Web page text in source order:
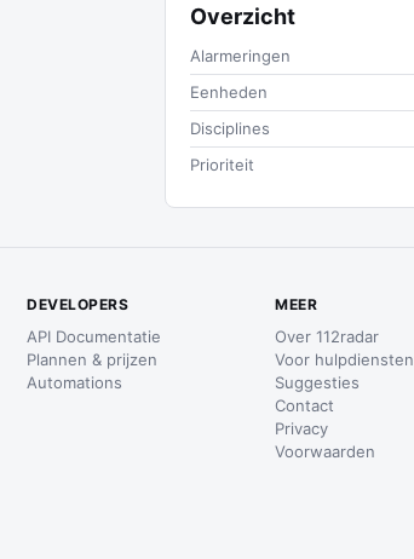
Overzicht
Alarmeringen
Eenheden
Disciplines
Prioriteit
DEVELOPERS
API Documentatie
Plannen & prijzen
Automations
MEER
Over 112radar
Voor hulpdiensten
Suggesties
Contact
Privacy
Voorwaarden